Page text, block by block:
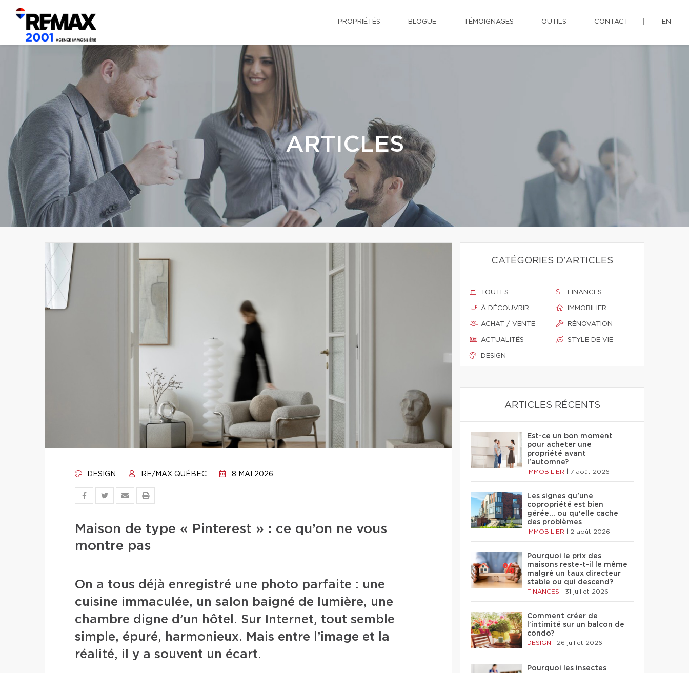
PROPRIÉTÉS BLOGUE TÉMOIGNAGES OUTILS CONTACT EN
ARTICLES
DESIGN RE/MAX QUÉBEC 8 MAI 2026
Maison de type « Pinterest » : ce qu’on ne vous
montre pas
On a tous déjà enregistré une photo parfaite : une
cuisine immaculée, un salon baigné de lumière, une
chambre digne d’un hôtel. Sur Internet, tout semble
simple, épuré, harmonieux. Mais entre l’image et la
réalité, il y a souvent un écart.
CATÉGORIES D'ARTICLES
TOUTES
À DÉCOUVRIR
ACHAT / VENTE
ACTUALITÉS
DESIGN
FINANCES
IMMOBILIER
RÉNOVATION
STYLE DE VIE
ARTICLES RÉCENTS
Est-ce un bon moment
pour acheter une
propriété avant
l'automne?
IMMOBILIER 7 août 2026
Les signes qu'une
copropriété est bien
gérée… ou qu'elle cache
des problèmes
IMMOBILIER 2 août 2026
Pourquoi le prix des
maisons reste-t-il le même
malgré un taux directeur
stable ou qui descend?
FINANCES 31 juillet 2026
Comment créer de
l'intimité sur un balcon de
condo?
DESIGN 26 juillet 2026
Pourquoi les insectes